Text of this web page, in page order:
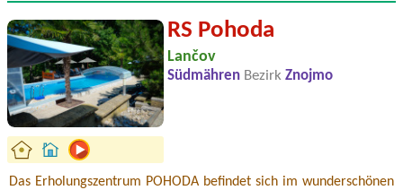
RS Pohoda
Lančov
Südmähren Bezirk Znojmo
Das Erholungszentrum POHODA befindet sich im wunderschönen